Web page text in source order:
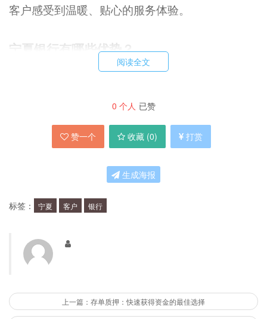
客户感受到温暖、贴心的服务体验。
宁夏银行有哪些优势？
地域优势：宁夏银行服务的是宁夏地区的客户，对当地经济
发展了解更深，更能为客户提供有针对性的金融服务。
业银行，品牌知名度高。
金融市场、电子银行等多个领域。
宁夏银行在社会责任方面有哪些做法？
宁夏银行在社会责任方面有以下几个做法：
阅读全文
0 个人 已赞
赞一个 收藏 (0) 打赏
生成海报
标签： 宁夏 客户 银行
上一篇：存单质押：快速获得资金的最佳选择